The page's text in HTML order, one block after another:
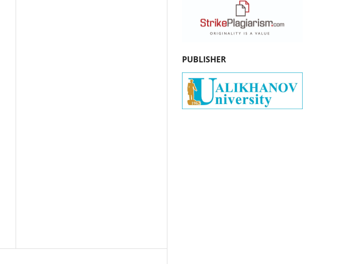
PUBLISHER